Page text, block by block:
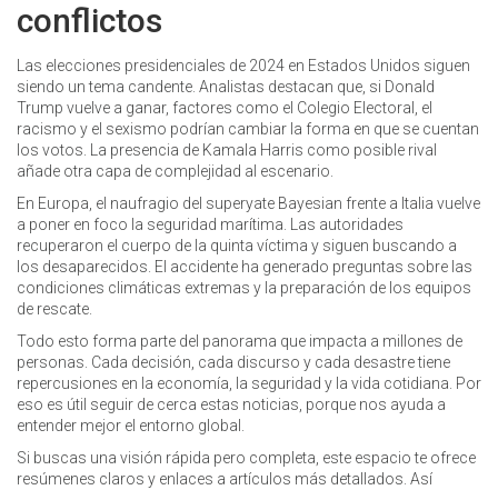
conflictos
Las elecciones presidenciales de 2024 en Estados Unidos siguen
siendo un tema candente. Analistas destacan que, si Donald
Trump vuelve a ganar, factores como el Colegio Electoral, el
racismo y el sexismo podrían cambiar la forma en que se cuentan
los votos. La presencia de Kamala Harris como posible rival
añade otra capa de complejidad al escenario.
En Europa, el naufragio del superyate Bayesian frente a Italia vuelve
a poner en foco la seguridad marítima. Las autoridades
recuperaron el cuerpo de la quinta víctima y siguen buscando a
los desaparecidos. El accidente ha generado preguntas sobre las
condiciones climáticas extremas y la preparación de los equipos
de rescate.
Todo esto forma parte del panorama que impacta a millones de
personas. Cada decisión, cada discurso y cada desastre tiene
repercusiones en la economía, la seguridad y la vida cotidiana. Por
eso es útil seguir de cerca estas noticias, porque nos ayuda a
entender mejor el entorno global.
Si buscas una visión rápida pero completa, este espacio te ofrece
resúmenes claros y enlaces a artículos más detallados. Así